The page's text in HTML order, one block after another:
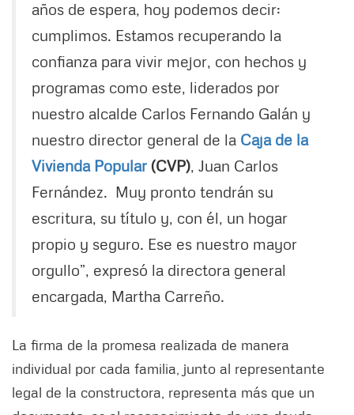
años de espera, hoy podemos decir:
cumplimos. Estamos recuperando la
confianza para vivir mejor, con hechos y
programas como este, liderados por
nuestro alcalde Carlos Fernando Galán y
nuestro director general de la Caja de la
Vivienda Popular (CVP), Juan Carlos
Fernández. Muy pronto tendrán su
escritura, su título y, con él, un hogar
propio y seguro. Ese es nuestro mayor
orgullo”, expresó la directora general
encargada, Martha Carreño.
La firma de la promesa realizada de manera
individual por cada familia, junto al representante
legal de la constructora, representa más que un